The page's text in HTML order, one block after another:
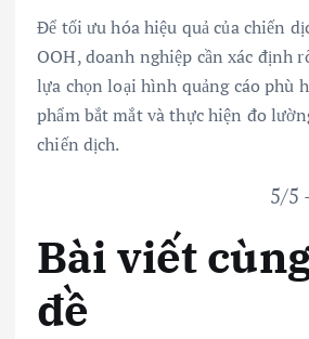
Để tối ưu hóa hiệu quả của chiến
OOH, doanh nghiệp cần xác định
lựa chọn loại hình quảng cáo phù
phẩm bắt mắt và thực hiện đo
chiến dịch.
5/5
Bài viết
đề